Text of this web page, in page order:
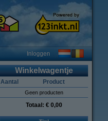
Inloggen
Winkelwagentje
Aantal Product
Geen producten
Totaal: € 0,00